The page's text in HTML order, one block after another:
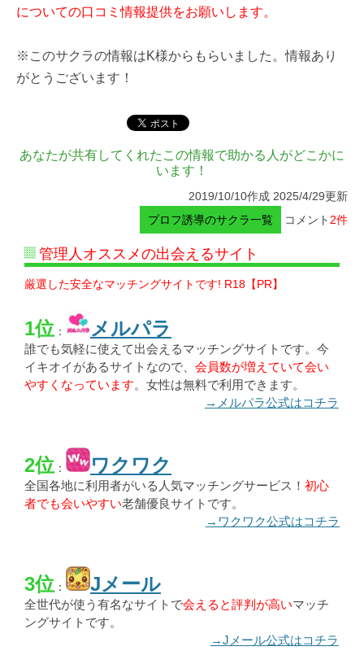
についての口コミ情報提供をお願いします。
※このサクラの情報はK様からもらいました。情報あり
がとうございます！
あなたが共有してくれたこの情報で助かる人がどこかに
います！
2019/10/10作成 2025/4/29更新
プロフ誘導のサクラ一覧
コメント2件
管理人オススメの出会えるサイト
厳選した安全なマッチングサイトです! R18【PR】
1位： メルパラ
誰でも気軽に使えて出会えるマッチングサイトです。今
イキオイがあるサイトなので、 会員数が増えていて会い
やすくなっています。女性は無料で利用できます。
→メルパラ公式はコチラ
2位： ワクワク
全国各地に利用者がいる人気マッチングサービス！ 初心
者でも会いやすい老舗優良サイトです。
→ワクワク公式はコチラ
3位： Jメール
全世代が使う有名なサイトで会えると評判が高いマッチ
ングサイトです。
→Jメール公式はコチラ